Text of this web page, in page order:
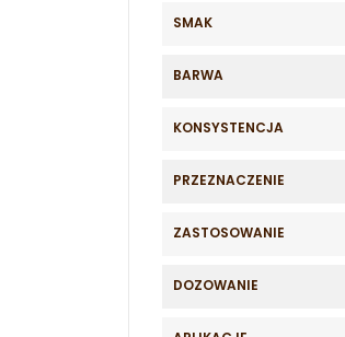
SMAK
BARWA
KONSYSTENCJA
PRZEZNACZENIE
ZASTOSOWANIE
DOZOWANIE